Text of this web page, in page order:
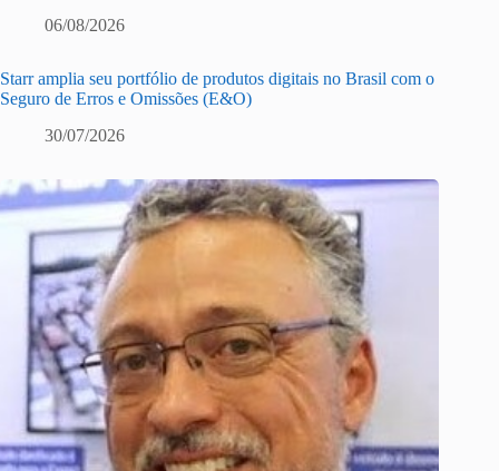
06/08/2026
Starr amplia seu portfólio de produtos digitais no Brasil com o
Seguro de Erros e Omissões (E&O)
30/07/2026